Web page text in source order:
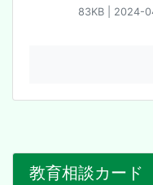
83KB | 2024-
教育相談カード